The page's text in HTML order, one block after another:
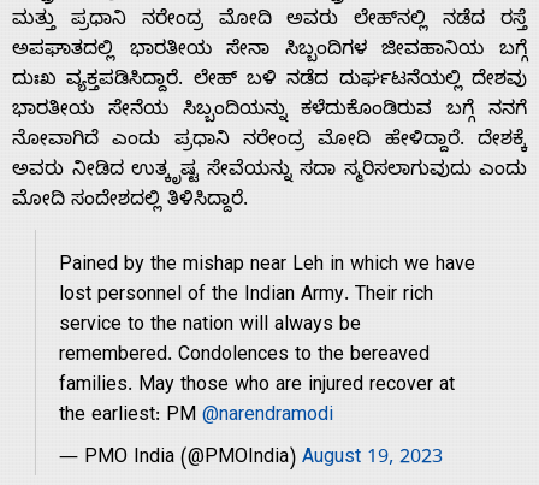
With
s
Contact
ಮತ್ತು ಪ್ರಧಾನಿ ನರೇಂದ್ರ ಮೋದಿ ಅವರು ಲೇಹ್‌ನಲ್ಲಿ ನಡೆದ ರಸ್ತೆ
ಅಪಘಾತದಲ್ಲಿ ಭಾರತೀಯ ಸೇನಾ ಸಿಬ್ಬಂದಿಗಳ ಜೀವಹಾನಿಯ ಬಗ್ಗೆ
ದುಃಖ ವ್ಯಕ್ತಪಡಿಸಿದ್ದಾರೆ. ಲೇಹ್ ಬಳಿ ನಡೆದ ದುರ್ಘಟನೆಯಲ್ಲಿ ದೇಶವು
ಭಾರತೀಯ ಸೇನೆಯ ಸಿಬ್ಬಂದಿಯನ್ನು ಕಳೆದುಕೊಂಡಿರುವ ಬಗ್ಗೆ ನನಗೆ
ನೋವಾಗಿದೆ ಎಂದು ಪ್ರಧಾನಿ ನರೇಂದ್ರ ಮೋದಿ ಹೇಳಿದ್ದಾರೆ. ದೇಶಕ್ಕೆ
ಅವರು ನೀಡಿದ ಉತ್ಕೃಷ್ಟ ಸೇವೆಯನ್ನು ಸದಾ ಸ್ಮರಿಸಲಾಗುವುದು ಎಂದು
ಮೋದಿ ಸಂದೇಶದಲ್ಲಿ ತಿಳಿಸಿದ್ದಾರೆ.
Pained by the mishap near Leh in which we have
lost personnel of the Indian Army. Their rich
service to the nation will always be
remembered. Condolences to the bereaved
families. May those who are injured recover at
the earliest: PM@narendramodi
— PMO India (@PMOIndia)August 19, 2023